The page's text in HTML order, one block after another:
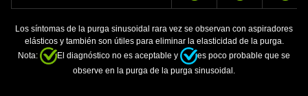
Los síntomas de la purga sinusoidal rara vez se observan con aspiradores
elásticos y también son útiles para eliminar la elasticidad de la purga.
Nota:
El diagnóstico no es aceptable y
es poco probable que se
observe en la purga de la purga sinusoidal.